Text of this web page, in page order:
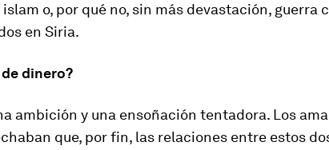
o, por qué no, sin más devastación, guerra
en Siria.
dinero?
ambición y una ensoñación tentadora. Los
que, por fin, las relaciones entre estos